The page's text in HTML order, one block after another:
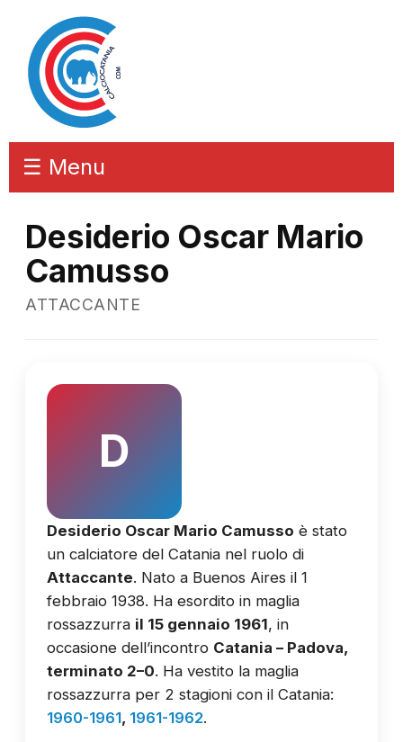
☰ Menu
Desiderio Oscar Mario
Camusso
ATTACCANTE
D
Desiderio Oscar Mario Camusso è stato
un calciatore del Catania nel ruolo di
Attaccante. Nato a Buenos Aires il 1
febbraio 1938. Ha esordito in maglia
rossazzurra il 15 gennaio 1961, in
occasione dell’incontro Catania – Padova,
terminato 2–0. Ha vestito la maglia
rossazzurra per 2 stagioni con il Catania:
1960-1961, 1961-1962.